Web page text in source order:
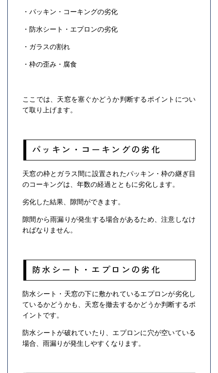
・パッキン・コーキングの劣化
・防水シート・エプロンの劣化
・ガラスの割れ
・枠の歪み・腐食
ここでは、天窓を塞ぐかどうか判断するポイントについ
て取り上げます。
パッキン・コーキングの劣化
天窓の枠とガラス間に設置されたパッキン・枠の継ぎ目
のコーキングは、年数の経過とともに劣化します。
劣化した結果、隙間ができます。
隙間から雨漏りが発生する場合があるため、注意しなけ
ればなりません。
防水シート・エプロンの劣化
防水シート・天窓の下に敷かれているエプロンが劣化し
ているかどうかも、天窓を撤去するかどうか判断するポ
イントです。
防水シートが破れていたり、エプロンに穴が空いている
場合、雨漏りが発生しやすくなります。